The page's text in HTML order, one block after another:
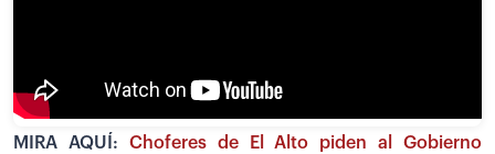
MIRA AQUÍ: Choferes de El Alto piden al Gobierno